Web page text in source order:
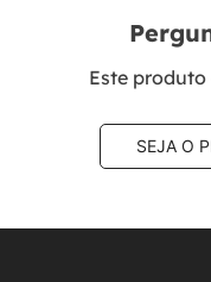
Este
SEJA O